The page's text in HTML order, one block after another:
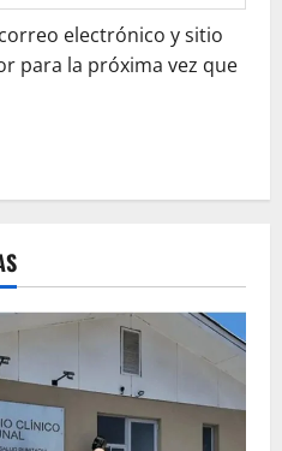
electrónico y sitio
para la próxima vez que